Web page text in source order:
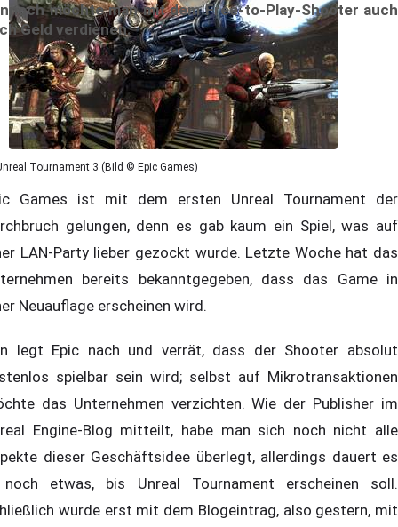
möchte man mit dem Free-to-Play-Shooter auch
Geld verdienen.
Tournament 3 (Bild © Epic Games)
Games ist mit dem ersten Unreal Tournament der
gelungen, denn es gab kaum ein Spiel, was auf
LAN-Party lieber gezockt wurde. Letzte Woche hat das
bereits bekanntgegeben, dass das Game in
Neuauflage erscheinen wird.
legt Epic nach und verrät, dass der Shooter absolut
spielbar sein wird; selbst auf Mikrotransaktionen
das Unternehmen verzichten. Wie der Publisher im
Engine-Blog mitteilt, habe man sich noch nicht alle
dieser Geschäftsidee überlegt, allerdings dauert es
etwas, bis Unreal Tournament erscheinen soll.
wurde erst mit dem Blogeintrag, also gestern, mit